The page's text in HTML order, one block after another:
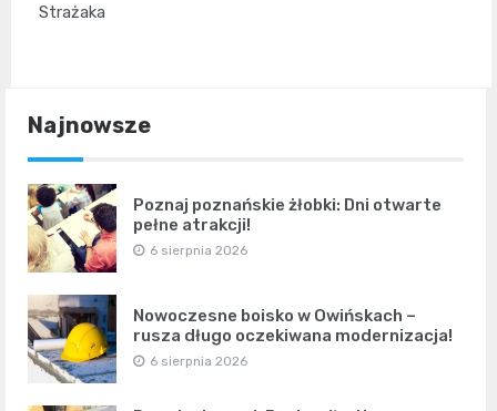
Strażaka
Najnowsze
Poznaj poznańskie żłobki: Dni otwarte
pełne atrakcji!
6 sierpnia 2026
Nowoczesne boisko w Owińskach –
rusza długo oczekiwana modernizacja!
6 sierpnia 2026